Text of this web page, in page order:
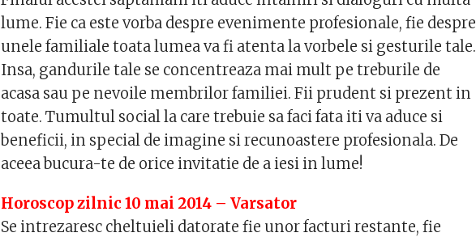
lume. Fie ca este vorba despre evenimente profesionale, fie despre
unele familiale toata lumea va fi atenta la vorbele si gesturile tale.
Insa, gandurile tale se concentreaza mai mult pe treburile de
acasa sau pe nevoile membrilor familiei. Fii prudent si prezent in
toate. Tumultul social la care trebuie sa faci fata iti va aduce si
beneficii, in special de imagine si recunoastere profesionala. De
aceea bucura-te de orice invitatie de a iesi in lume!
Horoscop zilnic 10 mai 2014 – Varsator
Se intrezaresc cheltuieli datorate fie unor facturi restante, fie